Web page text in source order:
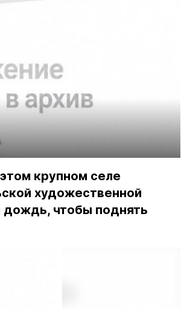
крупном селе
художественной
чтобы поднять